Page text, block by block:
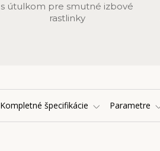
s útulkom pre smutné izbové
rastlinky
Kompletné špecifikácie Parametre